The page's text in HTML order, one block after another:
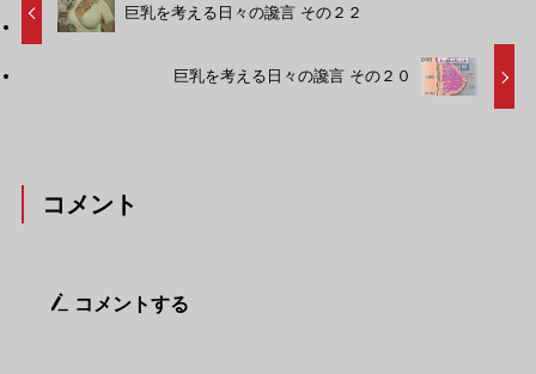
巨乳を考える日々の讒言 その２２
巨乳を考える日々の讒言 その２０
コメント
コメントする